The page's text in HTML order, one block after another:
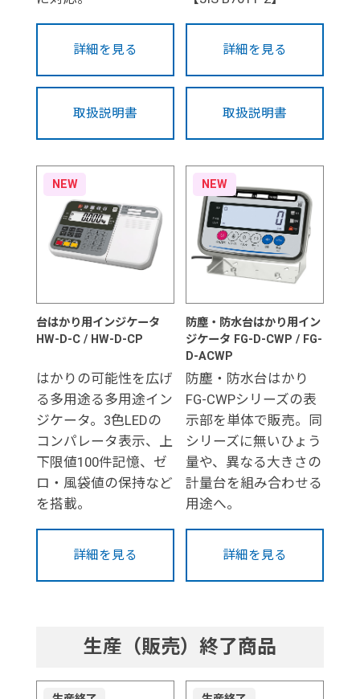
詳細を見る
取扱説明書
詳細を見る
取扱説明書
NEW
台はかり用インジケータ
HW-D-C / HW-D-CP
はかりの可能性を広げ
る多用途る多用途イン
ジケータ。3色LEDの
コンパレータ表示、上
下限値100件記憶、ゼ
ロ・風袋値の保持など
を搭載。
詳細を見る
NEW
防塵・防水台はかり用イン
ジケータ FG-D-CWP / FG-
D-ACWP
防塵・防水台はかり
FG-CWPシリーズの表
示部を単体で販売。同
シリーズに無いひょう
量や、異なる大きさの
計量台を組み合わせる
用途へ。
詳細を見る
生産（販売）終了商品